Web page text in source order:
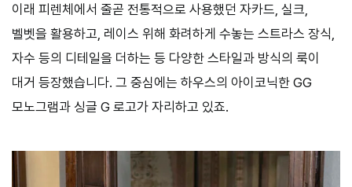
이래 피렌체에서 줄곧 전통적으로 사용했던 자카드, 실크,
벨벳을 활용하고, 레이스 위해 화려하게 수놓는 스트라스 장식,
자수 등의 디테일을 더하는 등 다양한 스타일과 방식의 룩이
대거 등장했습니다. 그 중심에는 하우스의 아이코닉한 GG
모노그램과 싱글 G 로고가 자리하고 있죠.